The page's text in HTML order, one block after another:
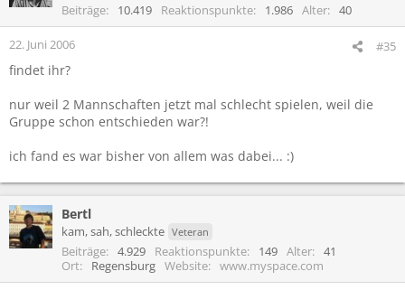
Beiträge 10.419 Reaktionspunkte 1.986 Alter 40
22. Juni 2006 #35
findet ihr?
nur weil 2 Mannschaften jetzt mal schlecht spielen, weil die
Gruppe schon entschieden war?!
ich fand es war bisher von allem was dabei... :)
Bertl
kam, sah, schleckte Veteran
Beiträge 4.929 Reaktionspunkte 149 Alter
41
Ort
Regensburg Website www.myspace.com